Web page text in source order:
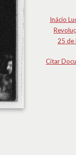
Inácio
25 de
Citar